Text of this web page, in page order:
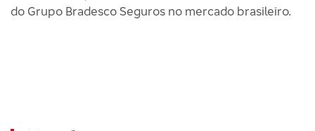
do Grupo Bradesco Seguros no mercado brasileiro.